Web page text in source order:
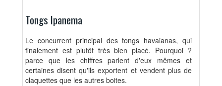
Tongs Ipanema
Le concurrent principal des tongs havaianas, qui
finalement est plutôt très bien placé. Pourquoi ?
parce que les chiffres parlent d'eux mêmes et
certaines disent qu'ils exportent et vendent plus de
claquettes que les autres boites.